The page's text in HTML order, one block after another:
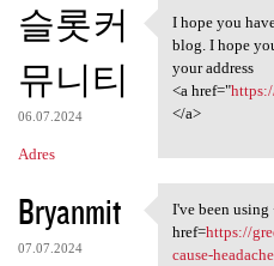
슬롯커
뮤니티
06.07.2024
Adres
I hope you
I hope you
blog. I hope
your address
<a href="
</a>
Bryanmit
07.07.2024
I've been
I've been using
href=https://
cause-